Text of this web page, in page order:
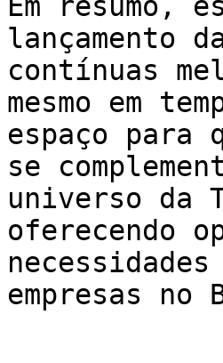
lançamento
contínuas
mesmo em
espaço para
se
universo da
oferecendo
empresas no